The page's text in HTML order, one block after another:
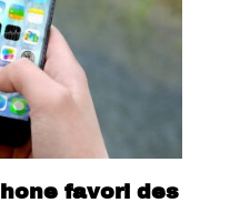
favori des